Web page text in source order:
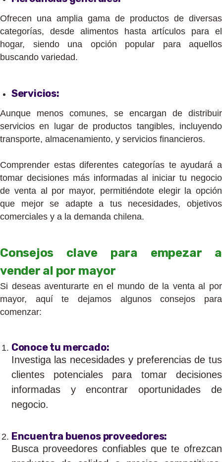
Ofrecen una amplia gama de productos de diversas
categorías, desde alimentos hasta artículos para el
hogar, siendo una opción popular para aquellos
buscando variedad.
Servicios:
Aunque menos comunes, se encargan de distribuir
servicios en lugar de productos tangibles, incluyendo
transporte, almacenamiento, y servicios financieros.
Comprender estas diferentes categorías te ayudará a
tomar decisiones más informadas al iniciar tu negocio
de venta al por mayor, permitiéndote elegir la opción
que mejor se adapte a tus necesidades, objetivos
comerciales y a la demanda chilena.
Consejos clave para empezar a
vender al por mayor
Si deseas aventurarte en el mundo de la venta al por
mayor, aquí te dejamos algunos consejos para
comenzar:
Conoce tu mercado:
Investiga las necesidades y preferencias de tus
clientes potenciales para tomar decisiones
informadas y encontrar oportunidades de
negocio.
Encuentra buenos proveedores:
Busca proveedores confiables que te ofrezcan